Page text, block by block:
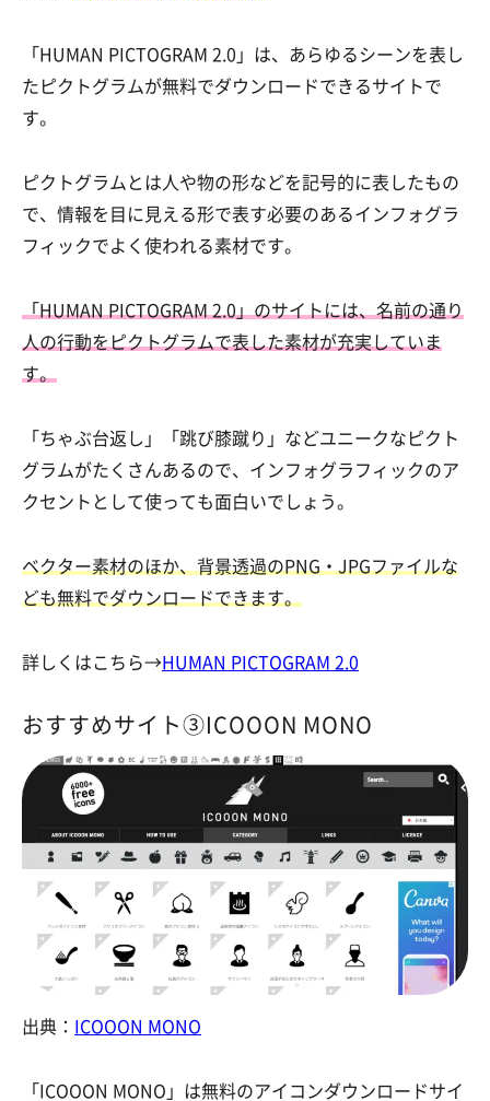
「HUMAN PICTOGRAM 2.0」は、あらゆるシーンを表し
たピクトグラムが無料でダウンロードできるサイトで
す。
ピクトグラムとは人や物の形などを記号的に表したもの
で、情報を目に見える形で表す必要のあるインフォグラ
フィックでよく使われる素材です。
「HUMAN PICTOGRAM 2.0」のサイトには、名前の通り
人の行動をピクトグラムで表した素材が充実していま
す。
「ちゃぶ台返し」「跳び膝蹴り」などユニークなピクト
グラムがたくさんあるので、インフォグラフィックのア
クセントとして使っても面白いでしょう。
ベクター素材のほか、背景透過のPNG・JPGファイルな
ども無料でダウンロードできます。
詳しくはこちら→ HUMAN PICTOGRAM 2.0
おすすめサイト③ICOOON MONO
出典： ICOOON MONO
「ICOOON MONO」は無料のアイコンダウンロードサイ